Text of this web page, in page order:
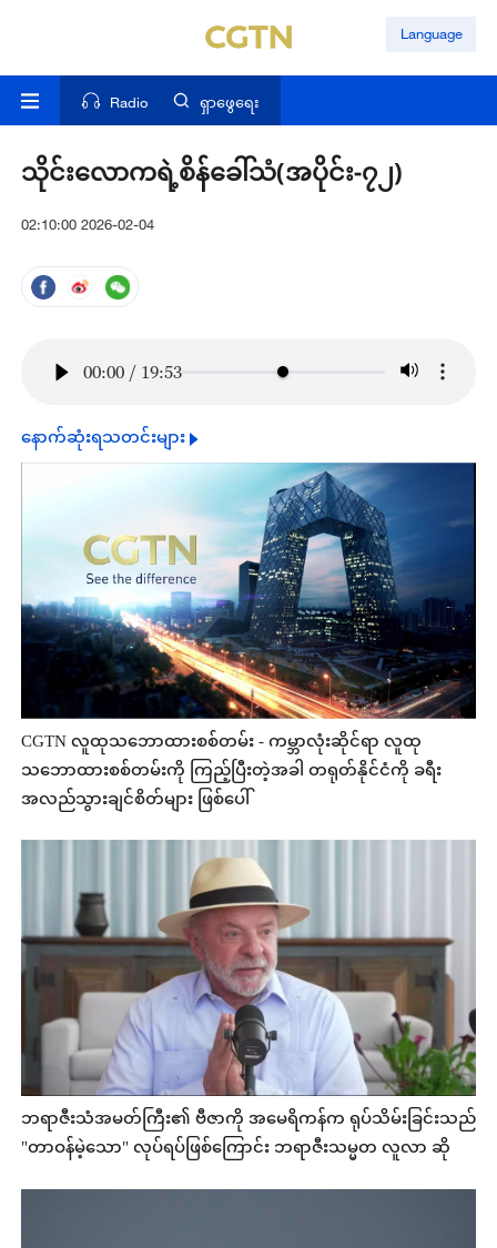
Language
Radio ရှာဖွေရေး
သိုင်းလောကရဲ့စိန်ခေါ်သံ(အပိုင်း-၇၂)
02:10:00 2026-02-04
00:00 / 19:53
နောက်ဆုံးရသတင်းများ
CGTN လူထုသဘောထားစစ်တမ်း - ကမ္ဘာလုံးဆိုင်ရာ လူထု
သဘောထားစစ်တမ်းကို ကြည့်ပြီးတဲ့အခါ တရုတ်နိုင်ငံကို ခရီး
အလည်သွားချင်စိတ်များ ဖြစ်ပေါ်
ဘရာဇီးသံအမတ်ကြီး၏ ဗီဇာကို အမေရိကန်က ရုပ်သိမ်းခြင်းသည်
"တာဝန်မဲ့သော" လုပ်ရပ်ဖြစ်ကြောင်း ဘရာဇီးသမ္မတ လူလာ ဆို